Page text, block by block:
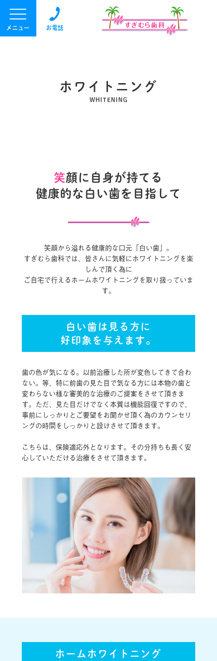
お電話
メニュー
ホワイトニング
WHITENING
笑顔に自身が持てる
健康的な白い歯を目指して
笑顔から溢れる健康的な口元「白い歯」。
すぎむら歯科では、皆さんに気軽にホワイトニングを楽
しんで頂く為に
ご自宅で行えるホームホワイトニングを取り扱っていま
す。
白い歯は見る方に
好印象を与えます。
歯の色が気になる。以前治療した所が変色してきて合わ
ない。等、特に前歯の見た目で気なる方には本物の歯と
変わらない様な審美的な治療のご提案をさせて頂きま
す。ただ、見た目だけでなく本質は機能回復ですので、
事前にしっかりとご要望をお聞かせ頂く為のカウンセリ
ングの時間をしっかりと設けさせて頂きます。
こちらは、保険適応外となります。その分持ちも長く安
心していただける治療をさせて頂きます。
ホームホワイトニング